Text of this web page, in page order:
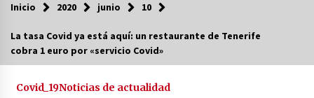
Post más buscados
11 de diciembre de 2023
Inicio 2020 junio 10
La tasa Covid ya está aquí: un restaurante de Tenerife
cobra 1 euro por «servicio Covid»
Covid_19Noticias de actualidad